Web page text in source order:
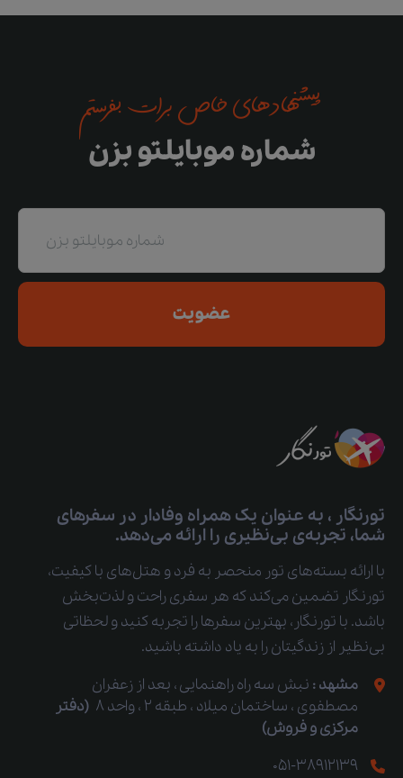
پیشنهادهای خاص برات بفرستم
شماره موبایلتو بزن
عضویت
تورنگار ، به عنوان یک همراه وفادار در سفرهای
شما، تجربه‌ی بی‌نظیری را ارائه می‌دهد.
با ارائه بسته‌های تور منحصر به فرد و هتل‌های با کیفیت،
تورنگار تضمین می‌کند که هر سفری راحت و لذت‌بخش
باشد. با تورنگار، بهترین سفرها را تجربه کنید و لحظاتی
بی‌نظیر از زندگیتان را به یاد داشته باشید.
مشهد : نبش سه راه راهنمایی ، بعد از زعفران
مصطفوی ، ساختمان میلاد ، طبقه 2 ، واحد 8
(دفتر
مرکزی و فروش)
051-38912139